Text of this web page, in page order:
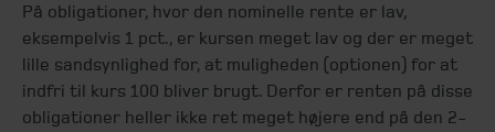
På obligationer, hvor den nominelle rente er lav,
eksempelvis 1 pct., er kursen meget lav og der er meget
lille sandsynlighed for, at muligheden (optionen) for at
indfri til kurs 100 bliver brugt. Derfor er renten på disse
obligationer heller ikke ret meget højere end på den 2-